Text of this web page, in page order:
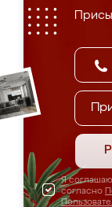
Я
согласно